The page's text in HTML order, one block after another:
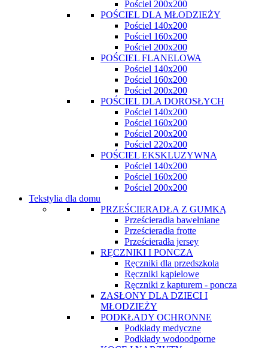
Pościel 200x200
POŚCIEL DLA MŁODZIEŻY
Pościel 140x200
Pościel 160x200
Pościel 200x200
POŚCIEL FLANELOWA
Pościel 140x200
Pościel 160x200
Pościel 200x200
POŚCIEL DLA DOROSŁYCH
Pościel 140x200
Pościel 160x200
Pościel 200x200
Pościel 220x200
POŚCIEL EKSKLUZYWNA
Pościel 140x200
Pościel 160x200
Pościel 200x200
Tekstylia dla domu
PRZEŚCIERADŁA Z GUMKĄ
Prześcieradła bawełniane
Prześcieradła frotte
Prześcieradła jersey
RĘCZNIKI I PONCZA
Ręczniki dla przedszkola
Ręczniki kąpielowe
Ręczniki z kapturem - poncza
ZASŁONY DLA DZIECI I
MŁODZIEŻY
PODKŁADY OCHRONNE
Podkłady medyczne
Podkłady wodoodporne